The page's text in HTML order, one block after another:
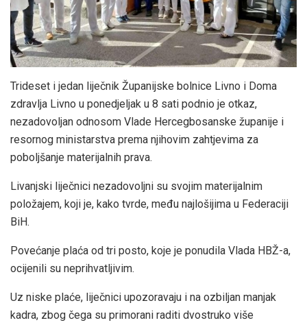
Trideset i jedan liječnik Županijske bolnice Livno i Doma
zdravlja Livno u ponedjeljak u 8 sati podnio je otkaz,
nezadovoljan odnosom Vlade Hercegbosanske županije i
resornog ministarstva prema njihovim zahtjevima za
poboljšanje materijalnih prava.
Livanjski liječnici nezadovoljni su svojim materijalnim
položajem, koji je, kako tvrde, među najlošijima u Federaciji
BiH.
Povećanje plaća od tri posto, koje je ponudila Vlada HBŽ-a,
ocijenili su neprihvatljivim.
Uz niske plaće, liječnici upozoravaju i na ozbiljan manjak
kadra, zbog čega su primorani raditi dvostruko više